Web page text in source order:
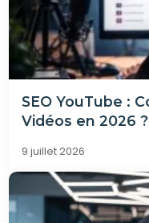
SEO YouTube :
Vidéos en 2026 ?
9 juillet 2026